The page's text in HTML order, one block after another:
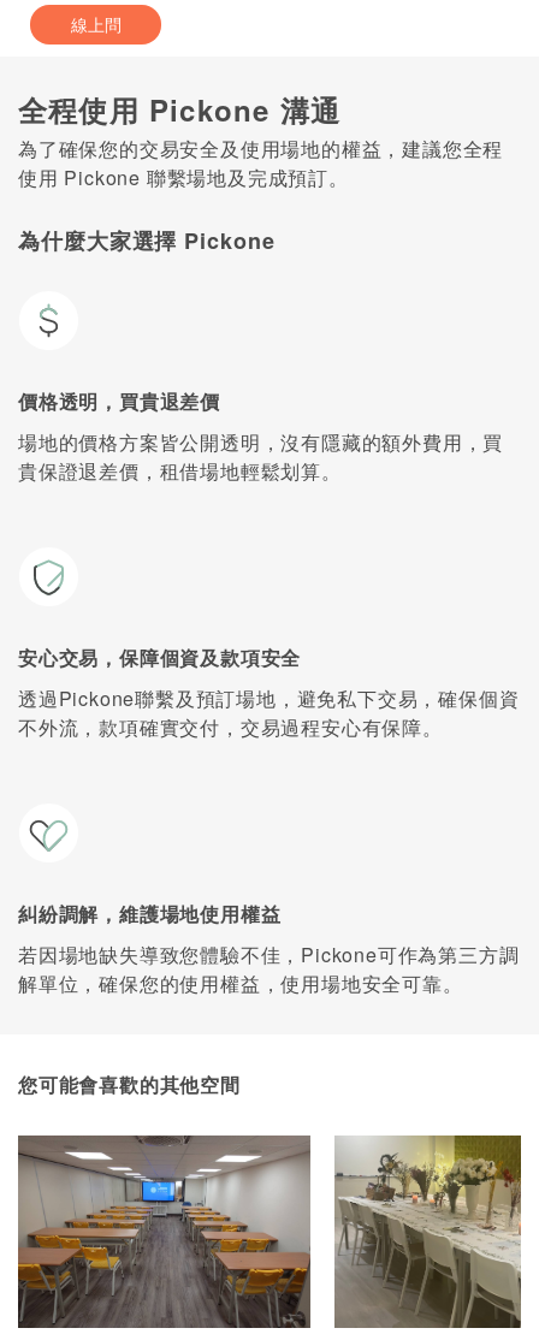
線上問
全程使用 Pickone 溝通
為了確保您的交易安全及使用場地的權益，建議您全程
使用 Pickone 聯繫場地及完成預訂。
為什麼大家選擇 Pickone
價格透明，買貴退差價
場地的價格方案皆公開透明，沒有隱藏的額外費用，買
貴保證退差價，租借場地輕鬆划算。
安心交易，保障個資及款項安全
透過Pickone聯繫及預訂場地，避免私下交易，確保個資
不外流，款項確實交付，交易過程安心有保障。
糾紛調解，維護場地使用權益
若因場地缺失導致您體驗不佳，Pickone可作為第三方調
解單位，確保您的使用權益，使用場地安全可靠。
您可能會喜歡的其他空間